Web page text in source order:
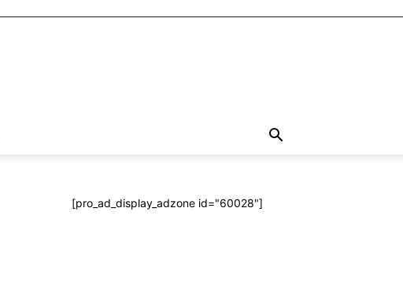
[pro_ad_display_adzone id="60028"]